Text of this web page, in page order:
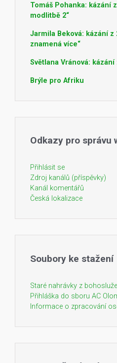
Tomáš Pohanka: kázání
modlitbě 2“
Jarmila Beková: kázání z
znamená více“
Světlana Vránová: kázání
Brýle pro Afriku
Odkazy pro správu
Přihlásit se
Zdroj kanálů (příspěvky)
Kanál komentářů
Česká lokalizace
Soubory ke stažení
Staré nahrávky z
Přihláška do sboru AC
Informace o zpracování